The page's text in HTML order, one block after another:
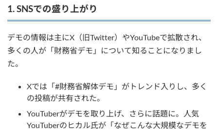
1. SNSでの盛り上がり
デモの情報は主にX（旧Twitter）やYouTubeで拡散され、
多くの人が「財務省デモ」について知ることになりまし
た。
Xでは「#財務省解体デモ」がトレンド入りし、多く
の投稿が共有された。
YouTuberがデモを取り上げ、さらに話題に。人気
YouTuberのヒカル氏が「なぜこんな大規模なデモを